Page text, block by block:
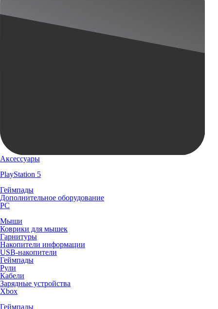
Аксессуары
PlayStation 5
Геймпады
Дополнительное оборудование
PC
Мыши
Коврики для мышек
Гарнитуры
Накопители информации
USB-накопители
Геймпады
Рули
Кабели
Зарядные устройства
Xbox
Геймпады